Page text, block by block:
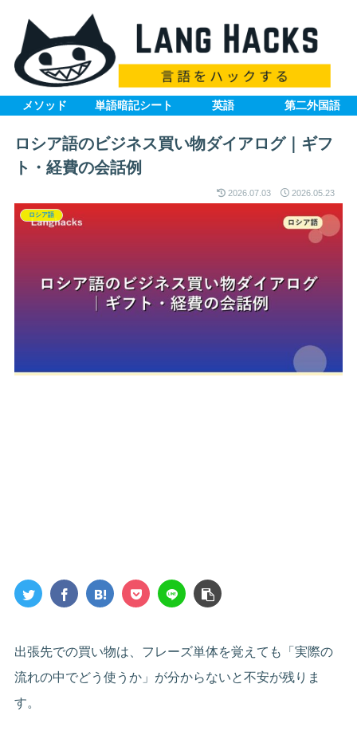
メソッド 単語暗記シート 英語 第二外国語
ロシア語のビジネス買い物ダイアログ｜ギフ
ト・経費の会話例
2026.07.03 2026.05.23
ロシア語
出張先での買い物は、フレーズ単体を覚えても「実際の
流れの中でどう使うか」が分からないと不安が残りま
す。